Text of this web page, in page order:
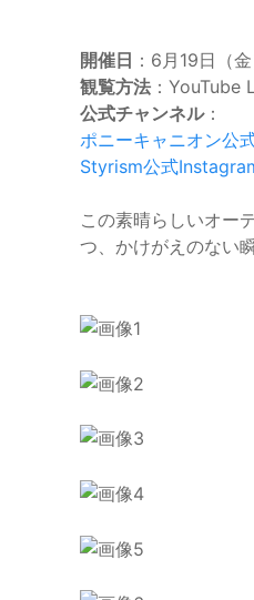
開催日 ：6月19日（
観覧方法 ：
公式チャンネル：
ポニーキャニオン公
Styrism公式
この素晴らしいオー
つ、かけがえのない